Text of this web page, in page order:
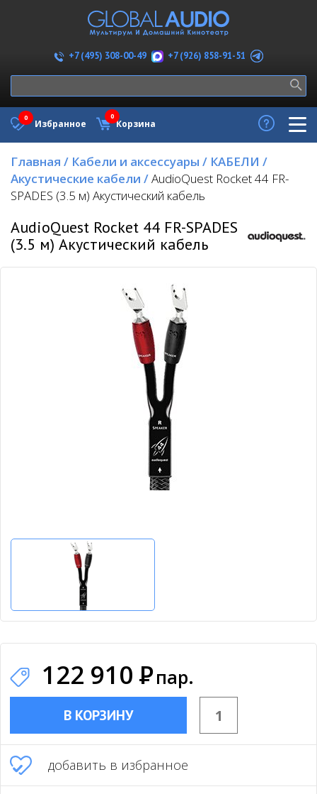
+7 (495) 308-00-49 +7 (926) 858-91-51
Избранное
0
Корзина
0
Главная / Кабели и аксессуары / КАБЕЛИ /
Акустические кабели /AudioQuest Rocket 44 FR-
SPADES (3.5 м) Акустический кабель
AudioQuest Rocket 44 FR-SPADES
(3.5 м) Акустический кабель
122 910 Рпар.
В КОРЗИНУ
добавить в избранное